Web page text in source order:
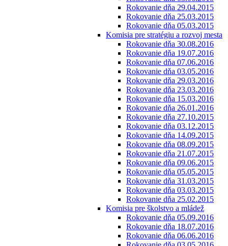
Rokovanie dňa 29.04.2015
Rokovanie dňa 25.03.2015
Rokovanie dňa 05.03.2015
Komisia pre stratégiu a rozvoj mesta
Rokovanie dňa 30.08.2016
Rokovanie dňa 19.07.2016
Rokovanie dňa 07.06.2016
Rokovanie dňa 03.05.2016
Rokovanie dňa 29.03.2016
Rokovanie dňa 23.03.2016
Rokovanie dňa 15.03.2016
Rokovanie dňa 26.01.2016
Rokovanie dňa 27.10.2015
Rokovanie dňa 03.12.2015
Rokovanie dňa 14.09.2015
Rokovanie dňa 08.09.2015
Rokovanie dňa 21.07.2015
Rokovanie dňa 09.06.2015
Rokovanie dňa 05.05.2015
Rokovanie dňa 31.03.2015
Rokovanie dňa 03.03.2015
Rokovanie dňa 25.02.2015
Komisia pre školstvo a mládež
Rokovanie dňa 05.09.2016
Rokovanie dňa 18.07.2016
Rokovanie dňa 06.06.2016